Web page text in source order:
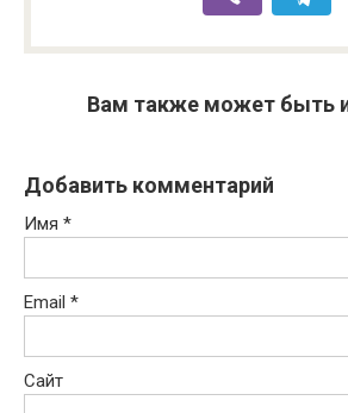
Вам также может быть
Добавить комментарий
Имя *
Email *
Сайт